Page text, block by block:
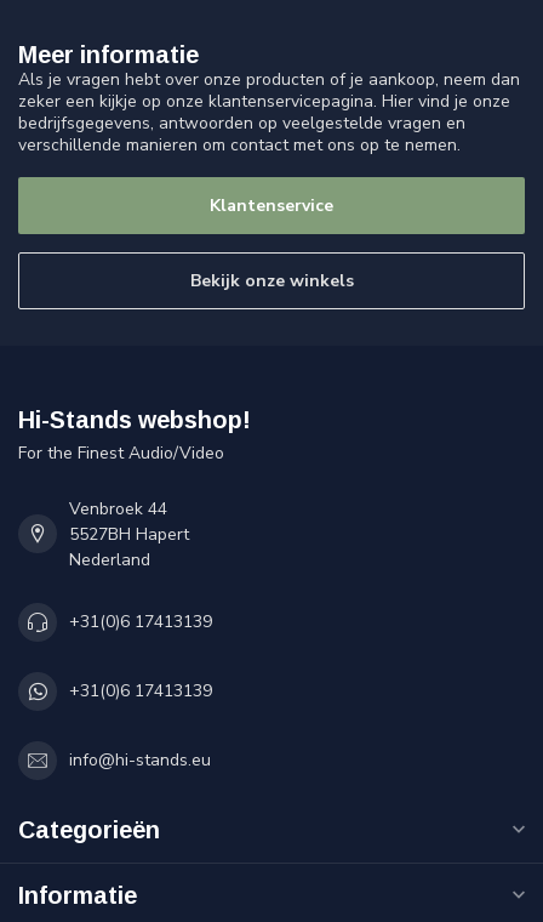
Meer informatie
Als je vragen hebt over onze producten of je aankoop, neem dan
zeker een kijkje op onze klantenservicepagina. Hier vind je onze
bedrijfsgegevens, antwoorden op veelgestelde vragen en
verschillende manieren om contact met ons op te nemen.
Klantenservice
Bekijk onze winkels
Hi-Stands webshop!
For the Finest Audio/Video
Venbroek 44
5527BH Hapert
Nederland
+31(0)6 17413139
+31(0)6 17413139
info@hi-stands.eu
Categorieën
Informatie